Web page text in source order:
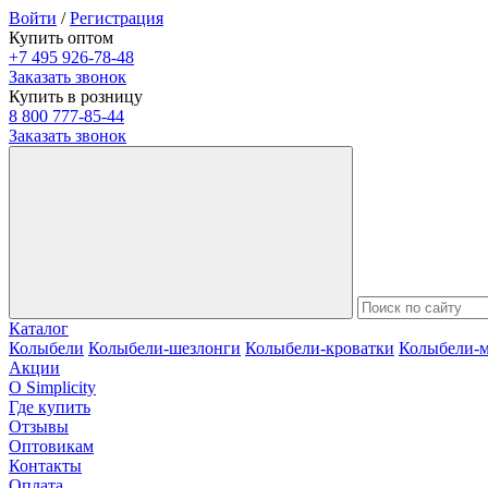
Войти /Регистрация
Купить оптом
+7 495 926-78-48
Заказать звонок
Купить в розницу
8 800 777-85-44
Заказать звонок
Каталог
Колыбели Колыбели-шезлонги Колыбели-кроватки Колыбели-
Акции
О Simplicity
Где купить
Отзывы
Оптовикам
Контакты